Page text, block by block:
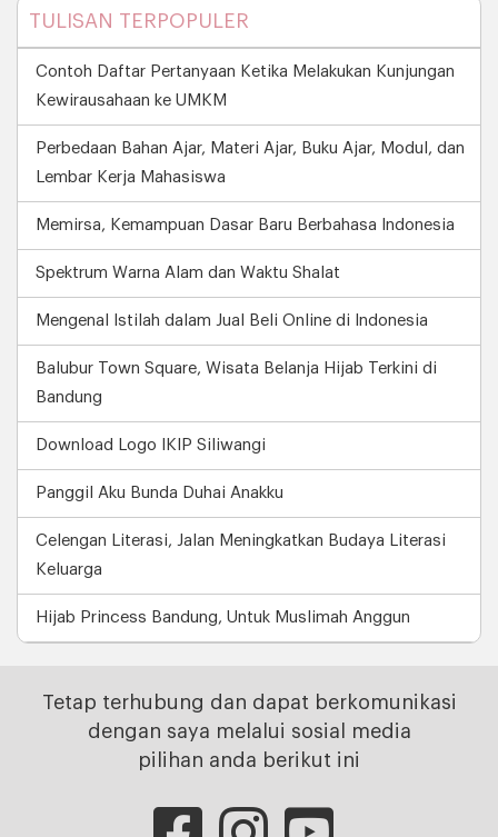
TULISAN TERPOPULER
Contoh Daftar Pertanyaan Ketika Melakukan Kunjungan
Kewirausahaan ke UMKM
Perbedaan Bahan Ajar, Materi Ajar, Buku Ajar, Modul, dan
Lembar Kerja Mahasiswa
Memirsa, Kemampuan Dasar Baru Berbahasa Indonesia
Spektrum Warna Alam dan Waktu Shalat
Mengenal Istilah dalam Jual Beli Online di Indonesia
Balubur Town Square, Wisata Belanja Hijab Terkini di
Bandung
Download Logo IKIP Siliwangi
Panggil Aku Bunda Duhai Anakku
Celengan Literasi, Jalan Meningkatkan Budaya Literasi
Keluarga
Hijab Princess Bandung, Untuk Muslimah Anggun
Tetap terhubung dan dapat berkomunikasi
dengan saya melalui sosial media
pilihan anda berikut ini